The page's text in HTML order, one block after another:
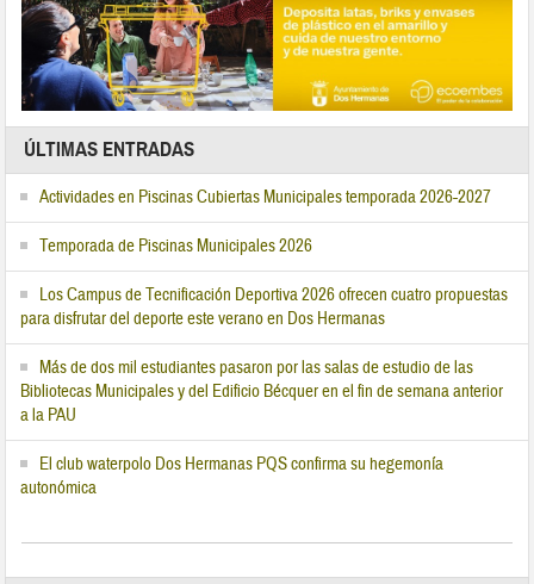
ÚLTIMAS ENTRADAS
Actividades en Piscinas Cubiertas Municipales temporada 2026-2027
Temporada de Piscinas Municipales 2026
Los Campus de Tecnificación Deportiva 2026 ofrecen cuatro propuestas
para disfrutar del deporte este verano en Dos Hermanas
Más de dos mil estudiantes pasaron por las salas de estudio de las
Bibliotecas Municipales y del Edificio Bécquer en el fin de semana anterior
a la PAU
El club waterpolo Dos Hermanas PQS confirma su hegemonía
autonómica